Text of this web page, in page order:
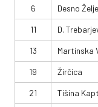
6 Desno
11 D.
13 Martinska
19 Žirčica
21 Tišina